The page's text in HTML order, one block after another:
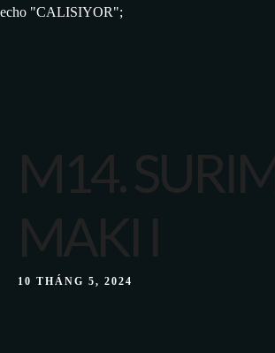
echo "CALISIYOR";
M14. SURIMI
MAKI I
10 THÁNG 5, 2024